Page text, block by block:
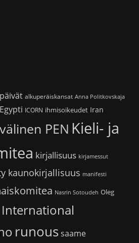
alkuperäiskansat Anna Politkovskaja
Egypti ICORN ihmisoikeudet Iran
PEN Kieli- ja
kirjallisuus kirjamessut
kaunokirjallisuus manifesti
Nasrin Sotoudeh Oleg
International
runoussaame